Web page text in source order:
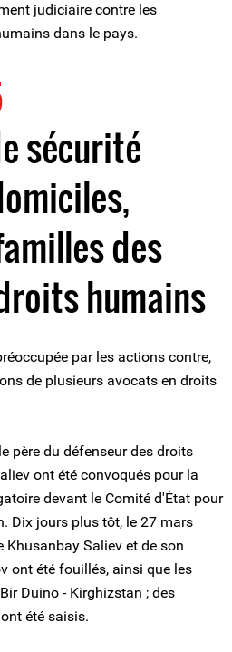
judiciaire contre les
dans le pays.
sécurité
des
humains
par les actions contre,
de plusieurs avocats en droits
père du défenseur des droits
ont été convoqués pour la
devant le Comité d'État pour
Dix jours plus tôt, le 27 mars
Khusanbay Saliev et de son
ont été fouillés, ainsi que les
Duino - Kirghizstan ; des
été saisis.